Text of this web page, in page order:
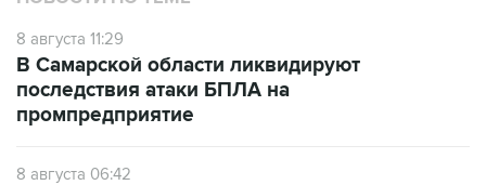
8 августа 11:29
В Самарской области ликвидируют
последствия атаки БПЛА на
промпредприятие
8 августа 06:42